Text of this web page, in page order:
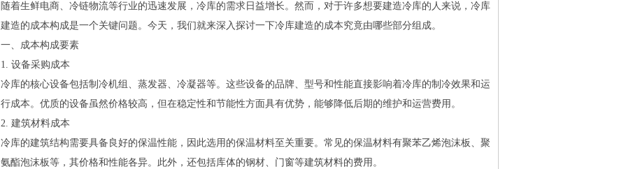
随着生鲜电商、冷链物流等行业的迅速发展，冷库的需求日益增长。然而，对于许多想要建造冷库的人来说，冷库
建造的成本构成是一个关键问题。今天，我们就来深入探讨一下冷库建造的成本究竟由哪些部分组成。
一、成本构成要素
1. 设备采购成本
冷库的核心设备包括制冷机组、蒸发器、冷凝器等。这些设备的品牌、型号和性能直接影响着冷库的制冷效果和运
行成本。优质的设备虽然价格较高，但在稳定性和节能性方面具有优势，能够降低后期的维护和运营费用。
2. 建筑材料成本
冷库的建筑结构需要具备良好的保温性能，因此选用的保温材料至关重要。常见的保温材料有聚苯乙烯泡沫板、聚
氨酯泡沫板等，其价格和性能各异。此外，还包括库体的钢材、门窗等建筑材料的费用。